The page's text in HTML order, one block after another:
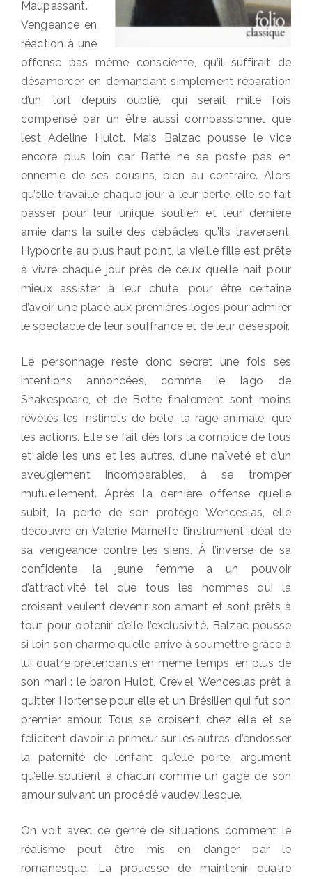
Maupassant.
Vengeance en
réaction à une
offense pas même consciente, qu’il suffirait de
désamorcer en demandant simplement réparation
d’un tort depuis oublié, qui serait mille fois
compensé par un être aussi compassionnel que
l’est Adeline Hulot. Mais Balzac pousse le vice
encore plus loin car Bette ne se poste pas en
ennemie de ses cousins, bien au contraire. Alors
qu’elle travaille chaque jour à leur perte, elle se fait
passer pour leur unique soutien et leur dernière
amie dans la suite des débâcles qu’ils traversent.
Hypocrite au plus haut point, la vieille fille est prête
à vivre chaque jour près de ceux qu’elle hait pour
mieux assister à leur chute, pour être certaine
d’avoir une place aux premières loges pour admirer
le spectacle de leur souffrance et de leur désespoir.
Le personnage reste donc secret une fois ses
intentions annoncées, comme le Iago de
Shakespeare, et de Bette finalement sont moins
révélés les instincts de bête, la rage animale, que
les actions. Elle se fait dès lors la complice de tous
et aide les uns et les autres, d’une naïveté et d’un
aveuglement incomparables, à se tromper
mutuellement. Après la dernière offense qu’elle
subit, la perte de son protégé Wenceslas, elle
découvre en Valérie Marneffe l’instrument idéal de
sa vengeance contre les siens. À l’inverse de sa
confidente, la jeune femme a un pouvoir
d’attractivité tel que tous les hommes qui la
croisent veulent devenir son amant et sont prêts à
tout pour obtenir d’elle l’exclusivité. Balzac pousse
si loin son charme qu’elle arrive à soumettre grâce à
lui quatre prétendants en même temps, en plus de
son mari : le baron Hulot, Crevel, Wenceslas prêt à
quitter Hortense pour elle et un Brésilien qui fut son
premier amour. Tous se croisent chez elle et se
félicitent d’avoir la primeur sur les autres, d’endosser
la paternité de l’enfant qu’elle porte, argument
qu’elle soutient à chacun comme un gage de son
amour suivant un procédé vaudevillesque.
On voit avec ce genre de situations comment le
réalisme peut être mis en danger par le
romanesque. La prouesse de maintenir quatre